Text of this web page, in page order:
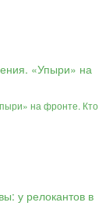
на фронте. Кто